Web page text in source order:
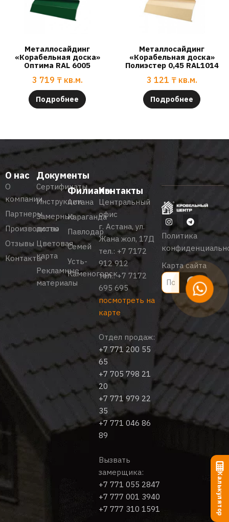
Металлосайдинг
«Корабельная доска»
Оптима RAL 6005
3 719 ₸ кв.м.
Подробнее
Металлосайдинг
«Корабельная доска»
Полиэстер 0,45 RAL1014
3 121 ₸ кв.м.
Подробнее
О нас
О
компании
Партнеры
Производство
Отзывы
Контакты
Документы
Сертификаты
Инструкции
Замерные
листы
Цветовая
карта
Рекламные
материалы
Филиалы
Астана
Караганда
Павлодар
Семей
Усть-
Каменогорск
Контакты
Центральный
офис
г. Астана, ул.
Жана жол, 17Д
тел.: +7 7172
912 912
тел.:+7 7172
695 695
посмотреть на
карте
Отдел продаж:
+7 771 200 55
65
+7 705 798 21
20
+7 771 979 22
35
+7 771 046 86
89
Вызвать
замерщика:
+7 771 055 2847
+7 777 001 3940
+7 777 310 1591
Политика
Карта сайта
Калькулятор